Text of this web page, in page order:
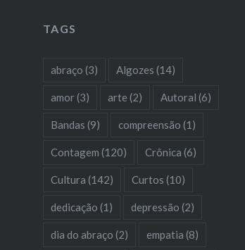
TAGS
abraço (3) Algozes (14)
amor(3) arte (2) Autoral (6)
Bandas (9) compreensão (1)
Contagem (120) Crônica (6)
Cultura (142) Curtos (10)
dedicação (1) depressão (2)
dia do abraço (2) empatia (8)